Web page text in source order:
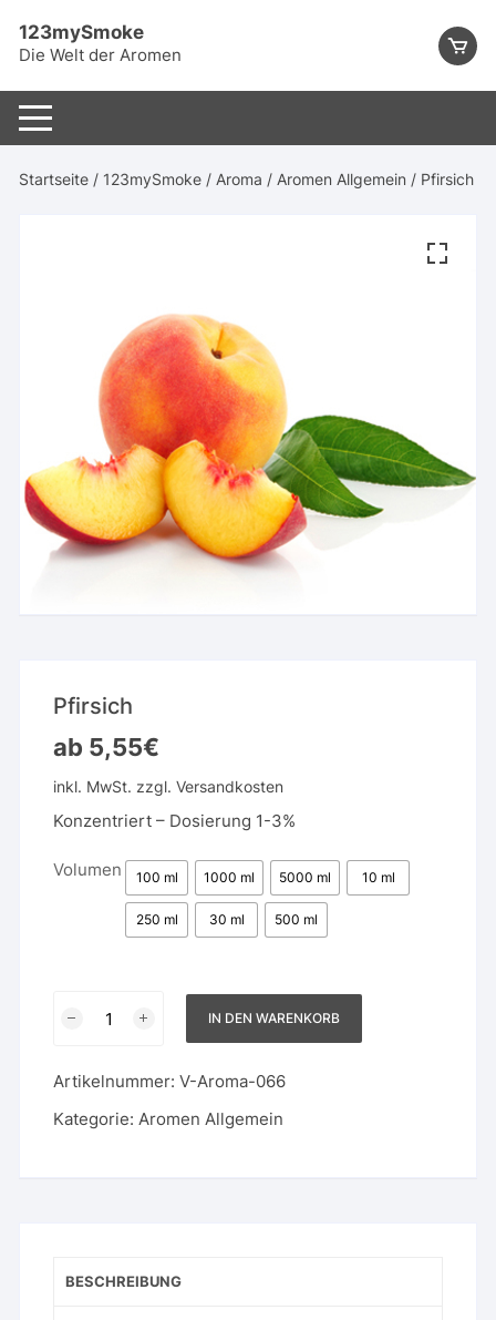
content
123mySmoke
Die Welt der Aromen
Startseite / 123mySmoke / Aroma / Aromen Allgemein / Pfirsich
Pfirsich
ab 5,55€
inkl. MwSt. zzgl.Versandkosten
Konzentriert – Dosierung 1-3%
Volumen 100 ml 1000 ml 5000 ml 10 ml
250 ml 30 ml 500 ml
IN DEN WARENKORB
Artikelnummer:V-Aroma-066
Kategorie:Aromen Allgemein
BESCHREIBUNG